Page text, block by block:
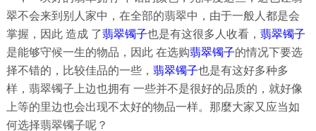
翠不会来到别人家中，在全部的翡翠中，由于一般人都是会
掌握，因此 造成 了翡翠镯子也是有这很多人收看， 翡翠镯子
是能够守候一生的物品，因此 在选购翡翠镯子的情况下要选
择不错的，比较佳品的一些， 翡翠镯子也是有这好多种多
样，翡翠镯子上边也拥有 一些并不是很好的品质的，就好像
上等的里边也会出现不太好的物品一样。那麼大家又应当如
何选择翡翠镯子呢？